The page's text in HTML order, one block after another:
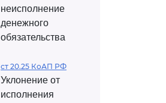
неисполнение
денежного
обязательства
ст 20.25 КоАП РФ
Уклонение от
исполнения